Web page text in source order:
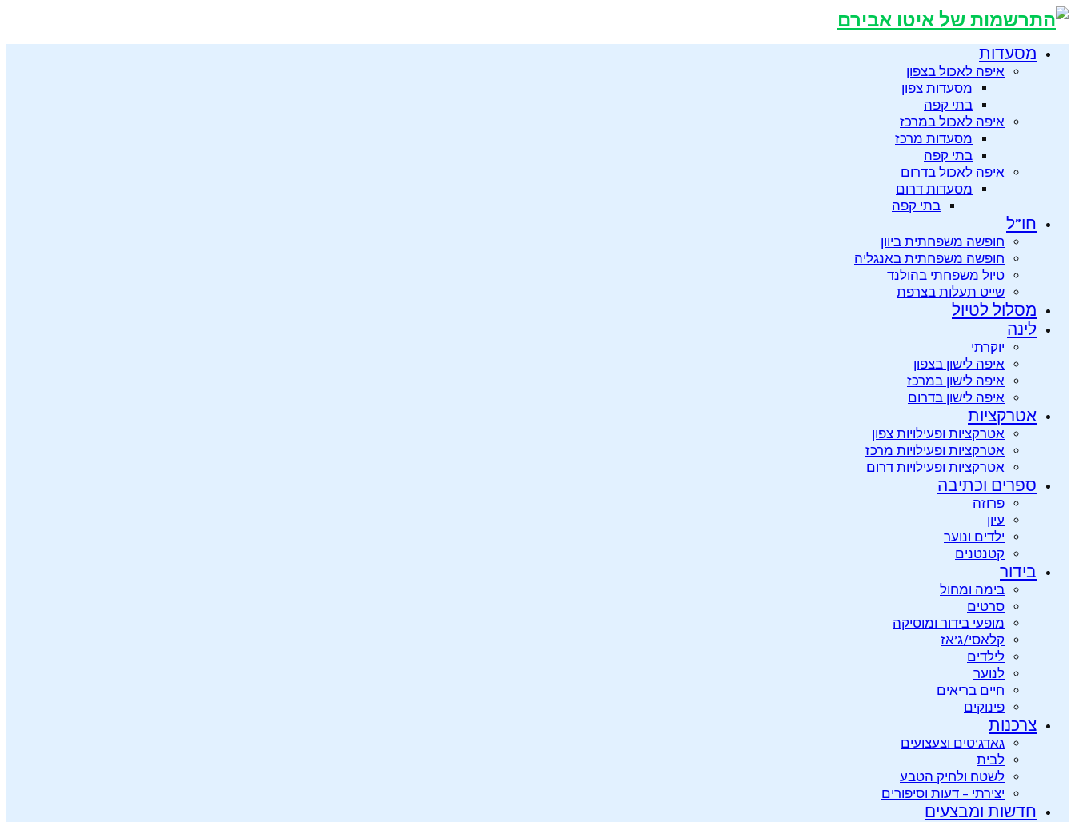
מסעדות
איפה לאכול בצפון
מסעדות צפון
בתי קפה
איפה לאכול במרכז
מסעדות מרכז
בתי קפה
איפה לאכול בדרום
מסעדות דרום
בתי קפה
חו”ל
חופשה משפחתית ביוון
חופשה משפחתית באנגליה
טיול משפחתי בהולנד
שייט תעלות בצרפת
מסלול לטיול
לינה
יוקרתי
איפה לישון בצפון
איפה לישון במרכז
איפה לישון בדרום
אטרקציות
אטרקציות ופעילויות צפון
אטרקציות ופעילויות מרכז
אטרקציות ופעילויות דרום
ספרים וכתיבה
פרוזה
עיון
ילדים ונוער
קטנטנים
בידור
בימה ומחול
סרטים
מופעי בידור ומוסיקה
קלאסי/ג’אז
לילדים
לנוער
חיים בריאים
פינוקים
צרכנות
גאדג’טים וצעצועים
לבית
לשטח ולחיק הטבע
יצירתי – דעות וסיפורים
חדשות ומבצעים